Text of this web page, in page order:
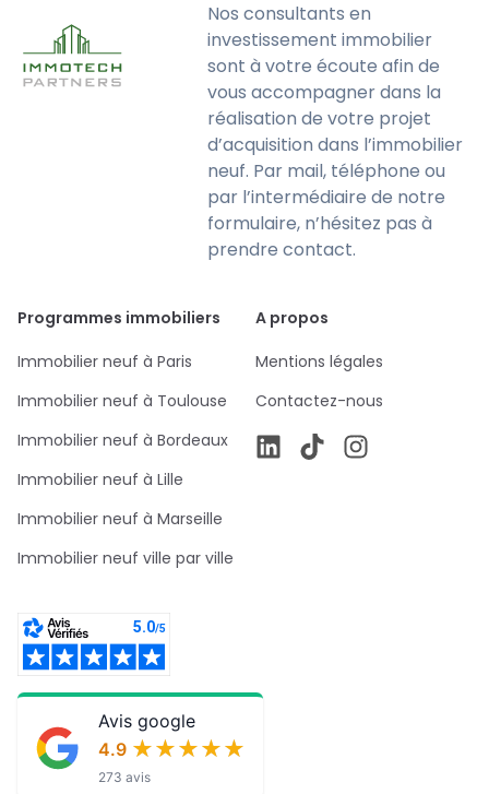
Nos consultants en
investissement immobilier
sont à votre écoute afin de
vous accompagner dans la
réalisation de votre projet
d’acquisition dans l’immobilier
neuf. Par mail, téléphone ou
par l’intermédiaire de notre
formulaire, n’hésitez pas à
prendre contact.
Programmes immobiliers
Immobilier neuf à Paris
Immobilier neuf à Toulouse
Immobilier neuf à Bordeaux
Immobilier neuf à Lille
Immobilier neuf à Marseille
Immobilier neuf ville par ville
A propos
Mentions légales
Contactez-nous
Avis google
4.9 ★★★★★
★★★★★
273 avis